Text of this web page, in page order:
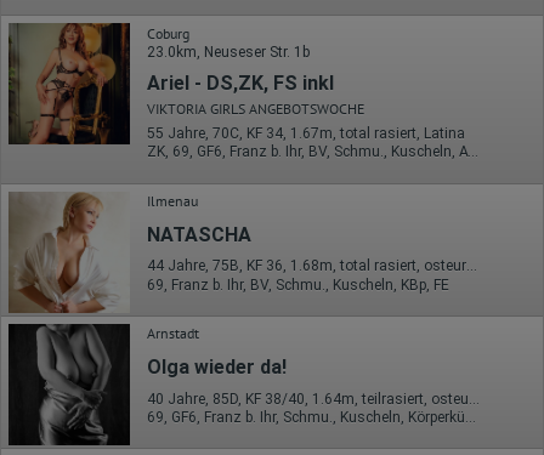
Coburg
23.0km, Neuseser Str. 1b
Ariel - DS,ZK, FS inkl
VIKTORIA GIRLS ANGEBOTSWOCHE
55 Jahre, 70C, KF 34, 1.67m, total rasiert, Latina
ZK, 69, GF6, Franz b. Ihr, BV, Schmu., Kuscheln, AV b. Ihm
Ilmenau
NATASCHA
44 Jahre, 75B, KF 36, 1.68m, total rasiert, osteuropäisch
69, Franz b. Ihr, BV, Schmu., Kuscheln, KBp, FE
Arnstadt
Olga wieder da!
69, GF6, Franz b. Ihr, Schmu., Kuscheln, Körperküs., DSa, DSp